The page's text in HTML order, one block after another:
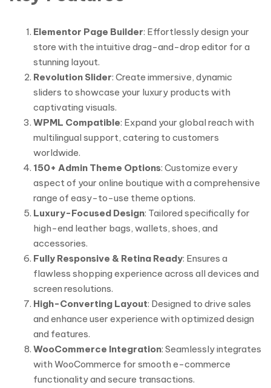
Elementor Page Builder: Effortlessly design your
store with the intuitive drag-and-drop editor for a
stunning layout.
Revolution Slider: Create immersive, dynamic
sliders to showcase your luxury products with
captivating visuals.
WPML Compatible: Expand your global reach with
multilingual support, catering to customers
worldwide.
150+ Admin Theme Options: Customize every
aspect of your online boutique with a comprehensive
range of easy-to-use theme options.
Luxury-Focused Design: Tailored specifically for
high-end leather bags, wallets, shoes, and
accessories.
Fully Responsive & Retina Ready: Ensures a
flawless shopping experience across all devices and
screen resolutions.
High-Converting Layout: Designed to drive sales
and enhance user experience with optimized design
and features.
WooCommerce Integration: Seamlessly integrates
with WooCommerce for smooth e-commerce
functionality and secure transactions.